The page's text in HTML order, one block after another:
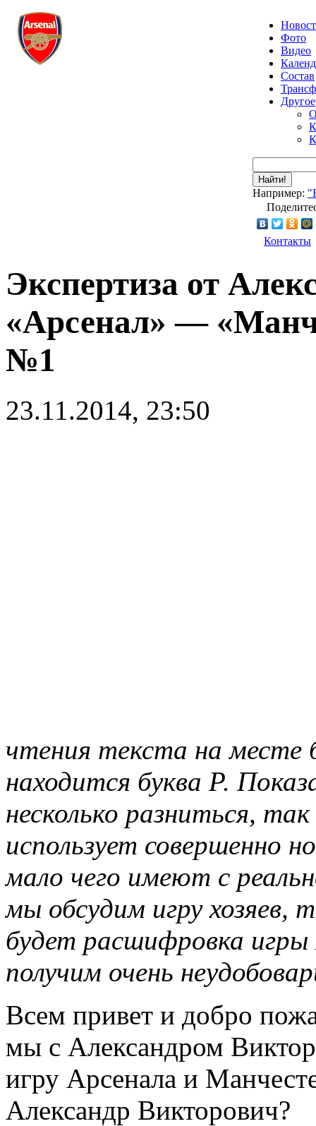
Фото
Видео
Состав
Другое
Найти!
Например:
Контакты
Экспертиза от
«Арсенал» —
№1
23.11.2014, 23:50
чтения текста на месте
находится буква Р.
несколько разниться,
использует совершенно
мало чего имеют с
мы обсудим игру хозяев,
будет расшифровка
получим очень
Всем привет и добро
мы с Александром
игру Арсенала и
Александр Викторович?